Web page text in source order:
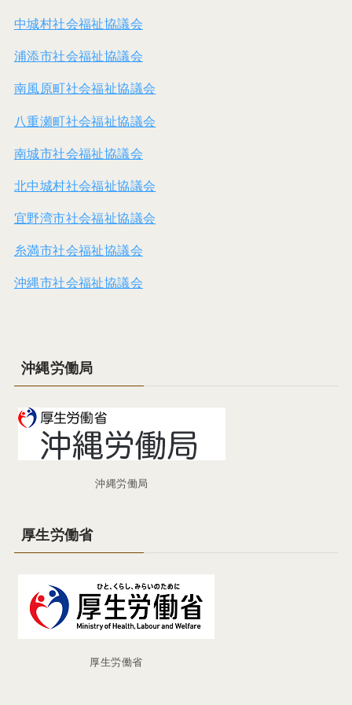
中城村社会福祉協議会
浦添市社会福祉協議会
南風原町社会福祉協議会
八重瀬町社会福祉協議会
南城市社会福祉協議会
北中城村社会福祉協議会
宜野湾市社会福祉協議会
糸満市社会福祉協議会
沖縄市社会福祉協議会
沖縄労働局
沖縄労働局
厚生労働省
厚生労働省